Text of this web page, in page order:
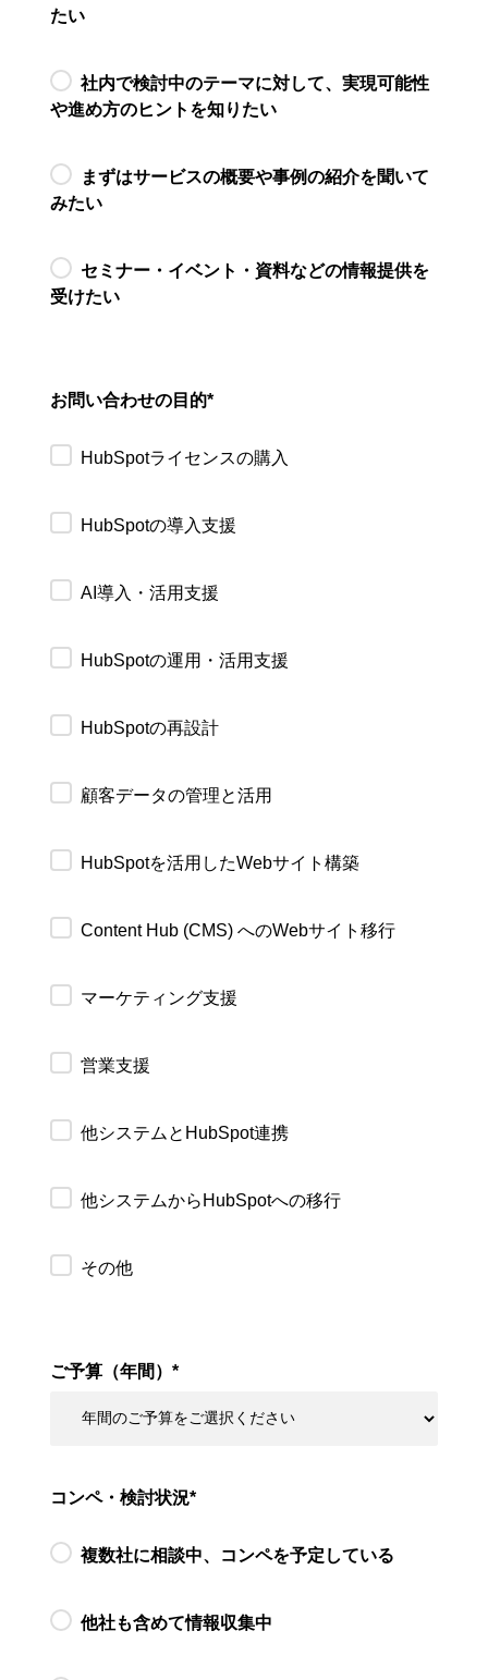
たい
社内で検討中のテーマに対して、実現可能性
や進め方のヒントを知りたい
まずはサービスの概要や事例の紹介を聞いて
みたい
セミナー・イベント・資料などの情報提供を
受けたい
お問い合わせの目的*
HubSpotライセンスの購入
HubSpotの導入支援
AI導入・活用支援
HubSpotの運用・活用支援
HubSpotの再設計
顧客データの管理と活用
HubSpotを活用したWebサイト構築
Content Hub (CMS) へのWebサイト移行
マーケティング支援
営業支援
他システムとHubSpot連携
他システムからHubSpotへの移行
その他
ご予算（年間）*
コンペ・検討状況*
複数社に相談中、コンペを予定している
他社も含めて情報収集中